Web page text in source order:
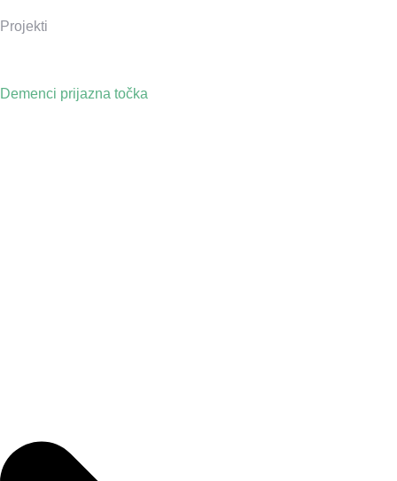
Projekti
Demenci prijazna točka